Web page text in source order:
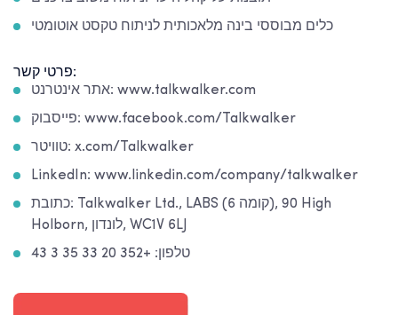
כלים מבוססי בינה מלאכותית לניתוח טקסט אוטומטי
פרטי קשר:
אתר אינטרנט: www.talkwalker.com
פייסבוק: www.facebook.com/Talkwalker
טוויטר: x.com/Talkwalker
LinkedIn: www.linkedin.com/company/talkwalker
כתובת: Talkwalker Ltd., LABS (קומה 6), 90 High
Holborn, לונדון, WC1V 6LJ
טלפון: +352 20 33 35 3 43